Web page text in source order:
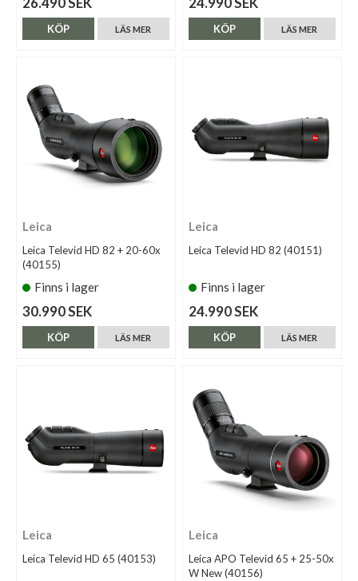
LÄS MER
KÖP LÄS MER
KÖP
Leica
Leica Televid HD 82 + 20-60x
(40155)
Finns i lager
30.990 SEK
LÄS MER
KÖP
Leica
Leica Televid HD 82 (40151)
Finns i lager
24.990 SEK
LÄS MER
KÖP
Leica
Leica Televid HD 65 (40153)
Leica
Leica APO Televid 65 + 25-50x
W New (40156)